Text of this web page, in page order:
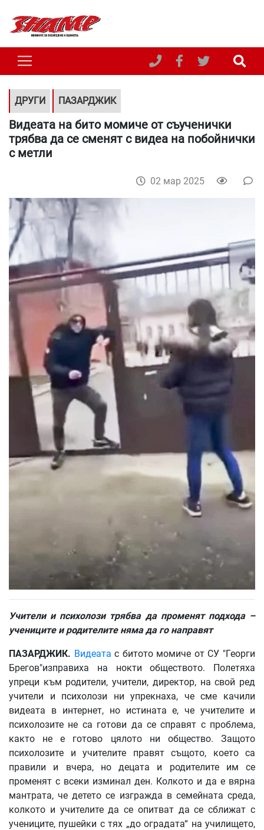
ДРУГИ ПАЗАРДЖИК
Видеата на бито момиче от съученички
трябва да се сменят с видеа на побойнички
с метли
02 мар 2025
Учители и психолози трябва да променят подхода –
учениците и родителите няма да го направят
ПАЗАРДЖИК. Видеата с битото момиче от СУ "Георги
Брегов"изправиха на нокти обществото. Полетяха
упреци към родители, учители, директор, на свой ред
учители и психолози ни упрекнаха, че сме качили
видеата в интернет, но истината е, че учителите и
психолозите не са готови да се справят с проблема,
както не е готово цялото ни общество. Защото
психолозите и учителите правят същото, което са
правили и вчера, но децата и родителите им се
променят с всеки изминал ден. Колкото и да е вярна
мантрата, че детето се изгражда в семейната среда,
колкото и учителите да се опитват да се сближат с
учениците, пушейки с тях „до оградата“ на училището,